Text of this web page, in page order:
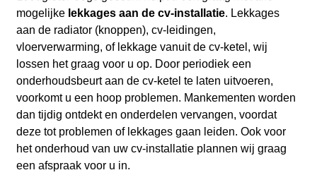
mogelijke lekkages aan de cv-installatie. Lekkages
aan de radiator (knoppen), cv-leidingen,
vloerverwarming, of lekkage vanuit de cv-ketel, wij
lossen het graag voor u op. Door periodiek een
onderhoudsbeurt aan de cv-ketel te laten uitvoeren,
voorkomt u een hoop problemen. Mankementen worden
dan tijdig ontdekt en onderdelen vervangen, voordat
deze tot problemen of lekkages gaan leiden. Ook voor
het onderhoud van uw cv-installatie plannen wij graag
een afspraak voor u in.